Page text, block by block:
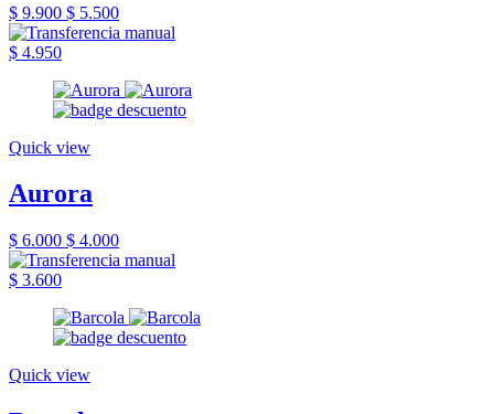
$ 9.900 $ 5.500
$ 4.950
Quick view
Aurora
$ 6.000 $ 4.000
$ 3.600
Quick view